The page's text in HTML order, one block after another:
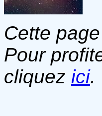
Cette
Pour
cliquez ici.